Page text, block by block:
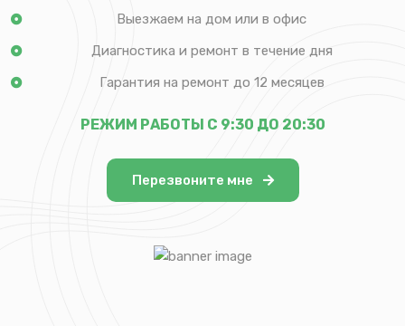
Выезжаем на дом или в офис
Диагностика и ремонт в течение дня
Гарантия на ремонт до 12 месяцев
РЕЖИМ РАБОТЫ С 9:30 ДО 20:30
Перезвоните мне